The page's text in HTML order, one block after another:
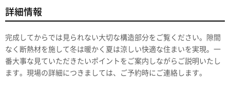
詳細情報
完成してからでは見られない大切な構造部分をご覧ください。隙間
なく断熱材を施して冬は暖かく夏は涼しい快適な住まいを実現。一
番大事な見ていただきたいポイントをご案内しながらご説明いたし
ます。現場の詳細につきましては、ご予約時にご連絡します。